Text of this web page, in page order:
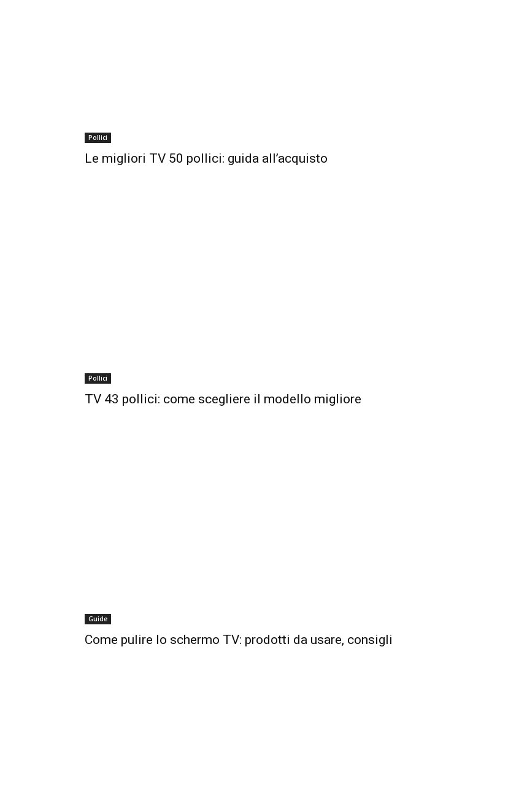
Pollici
Le migliori TV 50 pollici: guida all’acquisto
Pollici
TV 43 pollici: come scegliere il modello migliore
Guide
Come pulire lo schermo TV: prodotti da usare, consigli